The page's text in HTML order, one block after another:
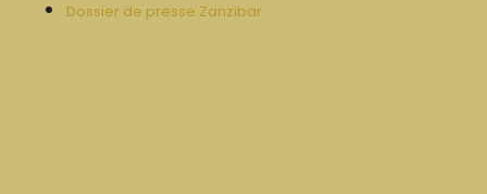
Dossier de presse Zanzibar